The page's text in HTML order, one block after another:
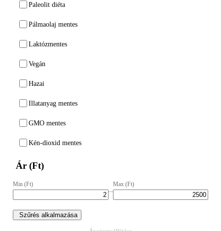
Paleolit diéta
Pálmaolaj mentes
Laktózmentes
Vegán
Hazai
Illatanyag mentes
GMO mentes
Kén-dioxid mentes
Ár (Ft)
Min (Ft)
–
Max (Ft)
Szűrés alkalmazása